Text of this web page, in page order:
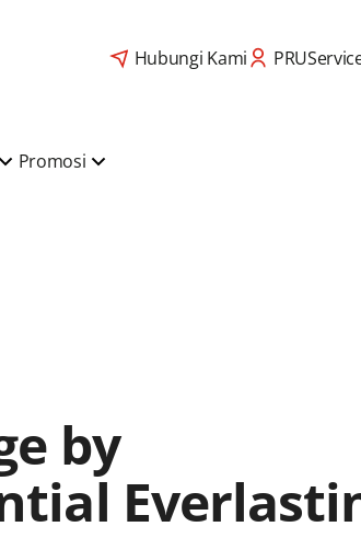
Hubungi Kami
Promosi
by